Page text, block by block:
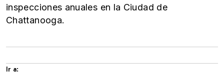
inspecciones anuales en la Ciudad de
Chattanooga.
Ir a: